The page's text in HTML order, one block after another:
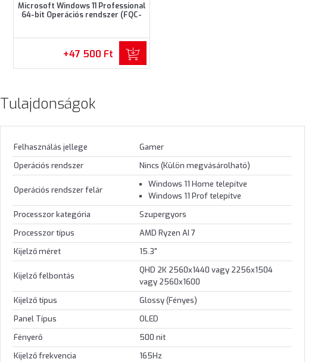
Microsoft Windows 11 Professional
64-bit Operációs rendszer (FQC-
+47 500 Ft
Tulajdonságok
Felhasználás jellege
Gamer
Operációs rendszer
Nincs (Külön megvásárolható)
Operációs rendszer felár
Windows 11 Home telepítve
Windows 11 Prof telepítve
Processzor kategória
Szupergyors
Processzor típus
AMD Ryzen AI 7
Kijelző méret
15.3"
Kijelző felbontás
QHD 2K 2560x1440 vagy 2256x1504
vagy 2560x1600
Kijelző típus
Glossy (Fényes)
Panel Típus
OLED
Fényerő
500 nit
Kijelző frekvencia
165Hz